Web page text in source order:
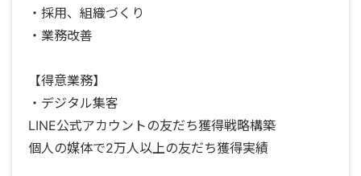
・採用、組織づくり
・業務改善
【得意業務】
・デジタル集客
LINE公式アカウントの友だち獲得戦略構築
個人の媒体で2万人以上の友だち獲得実績